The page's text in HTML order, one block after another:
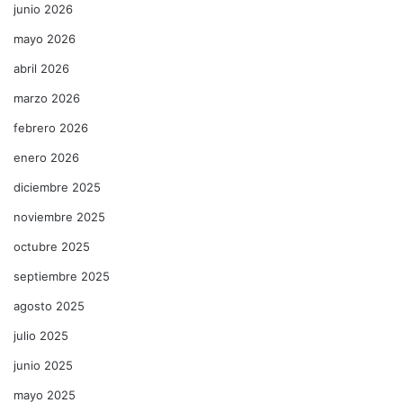
junio 2026
mayo 2026
abril 2026
marzo 2026
febrero 2026
enero 2026
diciembre 2025
noviembre 2025
octubre 2025
septiembre 2025
agosto 2025
julio 2025
junio 2025
mayo 2025